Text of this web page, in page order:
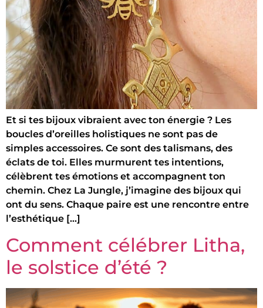
Et si tes bijoux vibraient avec ton énergie ? Les
boucles d’oreilles holistiques ne sont pas de
simples accessoires. Ce sont des talismans, des
éclats de toi. Elles murmurent tes intentions,
célèbrent tes émotions et accompagnent ton
chemin. Chez La Jungle, j’imagine des bijoux qui
ont du sens. Chaque paire est une rencontre entre
l’esthétique […]
Comment célébrer Litha,
le solstice d’été ?